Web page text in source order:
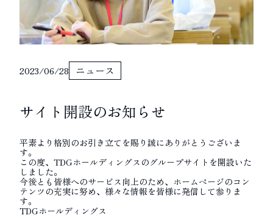
2023/06/28 ニュース
サイト開設のお知らせ
平素より格別のお引き立てを賜り誠にありがとうございま
す。
この度、TDGホールディングスのグループサイトを開設いた
しました。
今後とも皆様へのサービス向上のため、ホームページのコン
テンツの充実に努め、様々な情報を皆様に発信して参りま
す。
TDGホールディングス